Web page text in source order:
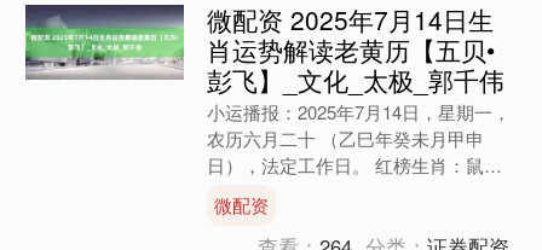
微配资 2025年7月14日生
肖运势解读老黄历【五贝•
彭飞】_文化_太极_郭千伟
小运播报：2025年7月14日，星期一，
农历六月二十 （乙巳年癸未月甲申
日），法定工作日。 红榜生肖：鼠、
蛇、龙 需要注意：兔、猪、虎 喜神方
位：东北方 财神方....
微配资